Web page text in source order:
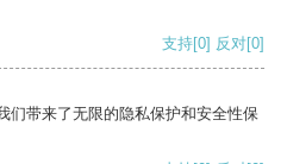
支持[0] 反对[0]
们带来了无限的隐私保护和安全性保